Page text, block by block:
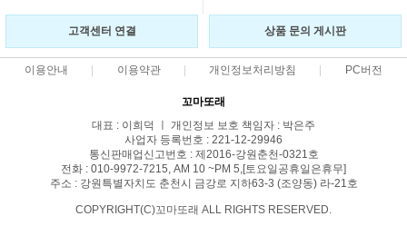
고객센터 연결 상품 문의 게시판
이용안내 이용약관 개인정보처리방침 PC버전
꼬마또래
대표 : 이희덕 ㅣ 개인정보 보호 책임자 : 박은주
사업자 등록번호 : 221-12-29946
통신판매업신고번호 : 제2016-강원춘천-0321호
전화 : 010-9972-7215, AM 10 ~PM 5,[토요일공휴일은휴무]
주소 : 강원특별자치도 춘천시 금강로 지하63-3 (조양동) 라-21호
COPYRIGHT(C)꼬마또래 ALL RIGHTS RESERVED.